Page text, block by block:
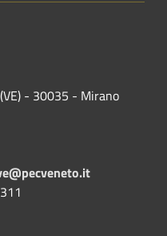
- 30035 - Mirano